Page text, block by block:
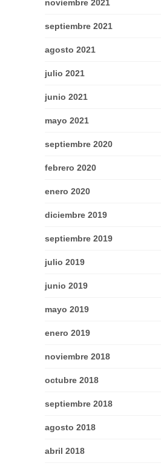
noviembre 2021
septiembre 2021
agosto 2021
julio 2021
junio 2021
mayo 2021
septiembre 2020
febrero 2020
enero 2020
diciembre 2019
septiembre 2019
julio 2019
junio 2019
mayo 2019
enero 2019
noviembre 2018
octubre 2018
septiembre 2018
agosto 2018
abril 2018